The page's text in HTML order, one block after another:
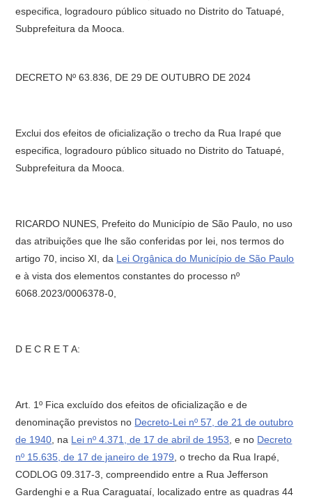
especifica, logradouro público situado no Distrito do Tatuapé,
Subprefeitura da Mooca.
DECRETO Nº 63.836, DE 29 DE OUTUBRO DE 2024
Exclui dos efeitos de oficialização o trecho da Rua Irapé que
especifica, logradouro público situado no Distrito do Tatuapé,
Subprefeitura da Mooca.
RICARDO NUNES, Prefeito do Município de São Paulo, no uso
das atribuições que lhe são conferidas por lei, nos termos do
artigo 70, inciso XI, da Lei Orgânica do Município de São Paulo
e à vista dos elementos constantes do processo nº
6068.2023/0006378-0,
D E C R E T A:
Art. 1º Fica excluído dos efeitos de oficialização e de
denominação previstos no Decreto-Lei nº 57, de 21 de outubro
de 1940 , na Lei nº 4.371, de 17 de abril de 1953 , e no Decreto
nº 15.635, de 17 de janeiro de 1979 , o trecho da Rua Irapé,
CODLOG 09.317-3, compreendido entre a Rua Jefferson
Gardenghi e a Rua Caraguataí, localizado entre as quadras 44